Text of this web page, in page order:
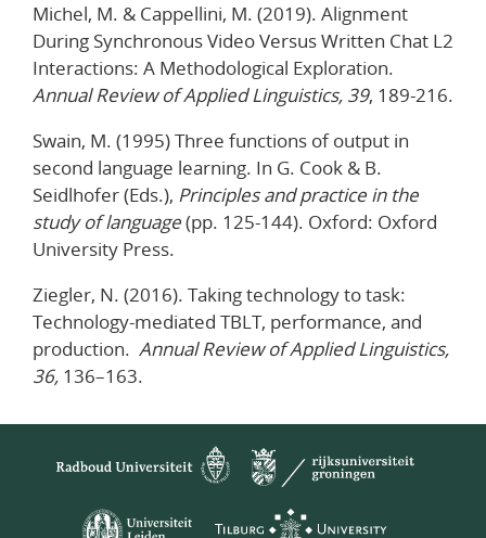
Michel, M. & Cappellini, M. (2019). Alignment
During Synchronous Video Versus Written Chat L2
Interactions: A Methodological Exploration.
Annual Review of Applied Linguistics, 39, 189-216.
Swain, M. (1995) Three functions of output in
second language learning. In G. Cook & B.
Seidlhofer (Eds.), Principles and practice in the
study of language(pp. 125-144). Oxford: Oxford
University Press.
Ziegler, N. (2016). Taking technology to task:
Technology-mediated TBLT, performance, and
production. Annual Review of Applied Linguistics,
36, 136–163.